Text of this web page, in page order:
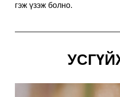
гэж үзэж болно.